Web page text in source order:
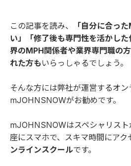
この記事を読み、
「自分に合っ
い」「修了後も専門性を活かし
界のMPH関係者や業界専門職の
れた方も いらっしゃるでしょう。
そんな方には弊社が運営するオ
mJOHNSNOWがお勧めです。
mJOHNSNOWはスペシャリス
座にスマホで、スキマ時間にアク
ンラインスクールです。